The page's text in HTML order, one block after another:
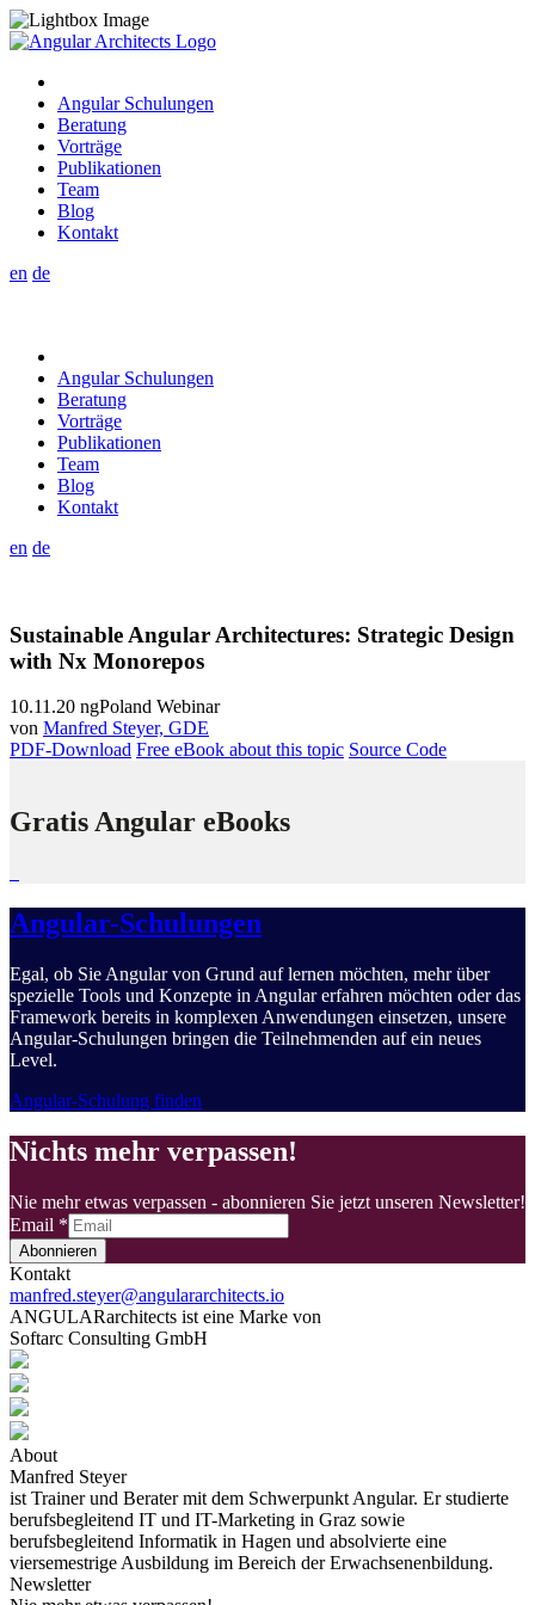
Angular Schulungen
Beratung
Vorträge
Publikationen
Team
Blog
Kontakt
en de
Angular Schulungen
Beratung
Vorträge
Publikationen
Team
Blog
Kontakt
en de
Sustainable Angular Architectures: Strategic Design
with Nx Monorepos
10.11.20 ngPoland Webinar
von Manfred Steyer, GDE
PDF-Download Free eBook about this topic Source Code
Gratis Angular eBooks
Angular-Schulungen
Egal, ob Sie Angular von Grund auf lernen möchten, mehr über
spezielle Tools und Konzepte in Angular erfahren möchten oder das
Framework bereits in komplexen Anwendungen einsetzen, unsere
Angular-Schulungen bringen die Teilnehmenden auf ein neues
Level.
Angular-Schulung finden
Nichts mehr verpassen!
Nie mehr etwas verpassen - abonnieren Sie jetzt unseren Newsletter!
Email *
Abonnieren
Kontakt
manfred.steyer@angulararchitects.io
ANGULARarchitects ist eine Marke von
Softarc Consulting GmbH
About
Manfred Steyer
ist Trainer und Berater mit dem Schwerpunkt Angular. Er studierte
berufsbegleitend IT und IT-Marketing in Graz sowie
berufsbegleitend Informatik in Hagen und absolvierte eine
viersemestrige Ausbildung im Bereich der Erwachsenenbildung.
Newsletter